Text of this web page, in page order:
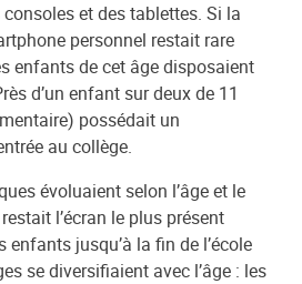
et des tablettes. Si la
personnel restait rare
enfants de cet âge disposaient
d’un enfant sur deux de 11
possédait un
au collège.
évoluaient selon l’âge et le
l’écran le plus présent
jusqu’à la fin de l’école
se diversifiaient avec l’âge : les